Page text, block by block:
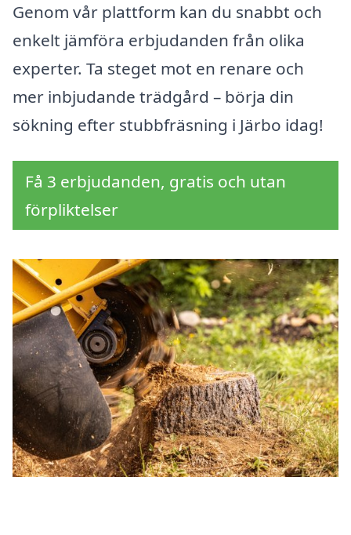
Genom vår plattform kan du snabbt och
enkelt jämföra erbjudanden från olika
experter. Ta steget mot en renare och
mer inbjudande trädgård – börja din
sökning efter stubbfräsning i Järbo idag!
Få 3 erbjudanden, gratis och utan
förpliktelser